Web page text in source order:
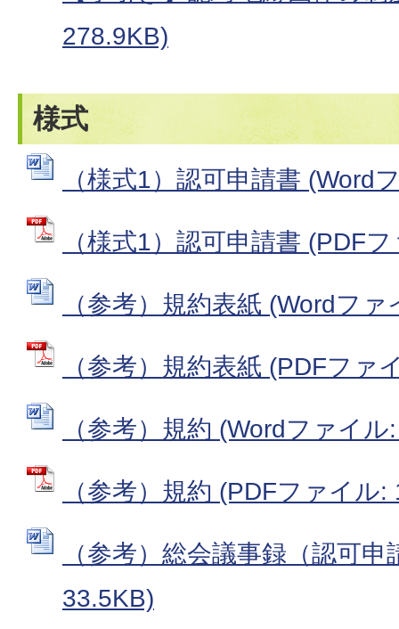
278.9KB)
様式
（様式1）認可申請書 (Word
（様式1）認可申請書 (PDF
（参考）規約表紙 (Wordフ
（参考）規約表紙 (PDFファ
（参考）規約 (Wordファイ
（参考）規約 (PDFファイル
（参考）総会議事録（認可
33.5KB)